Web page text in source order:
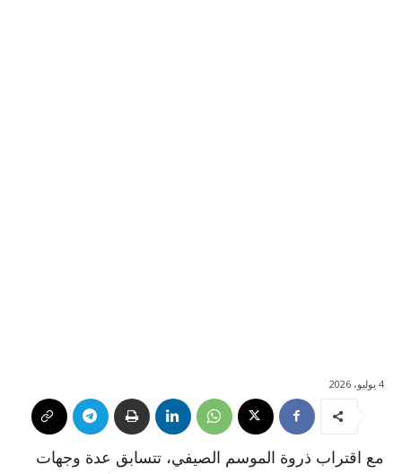
4 يوليو، 2026
مع اقتراب ذروة الموسم الصيفي، تتسابق عدة وجهات